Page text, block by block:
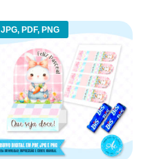
JPG, PDF, PNG